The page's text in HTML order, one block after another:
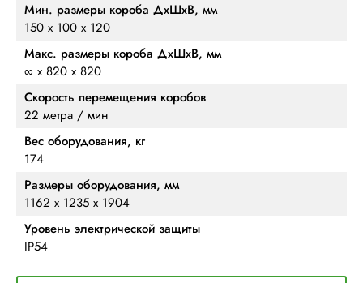
Мин. размеры короба ДхШхВ, мм
150 х 100 х 120
Макс. размеры короба ДхШхВ, мм
∞ х 820 х 820
Скорость перемещения коробов
22 метра / мин
Вес оборудования, кг
174
Размеры оборудования, мм
1162 x 1235 x 1904
Уровень электрической защиты
IP54